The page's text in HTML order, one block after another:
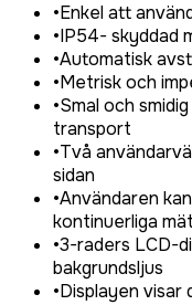
•Enkel att
•IP54- skyddad
•Automatisk
•Metrisk och
•Smal och
transport
•Två
sidan
•Användaren
kontinuerliga
•3-raders LCD-
bakgrundsljus
•Displayen visar